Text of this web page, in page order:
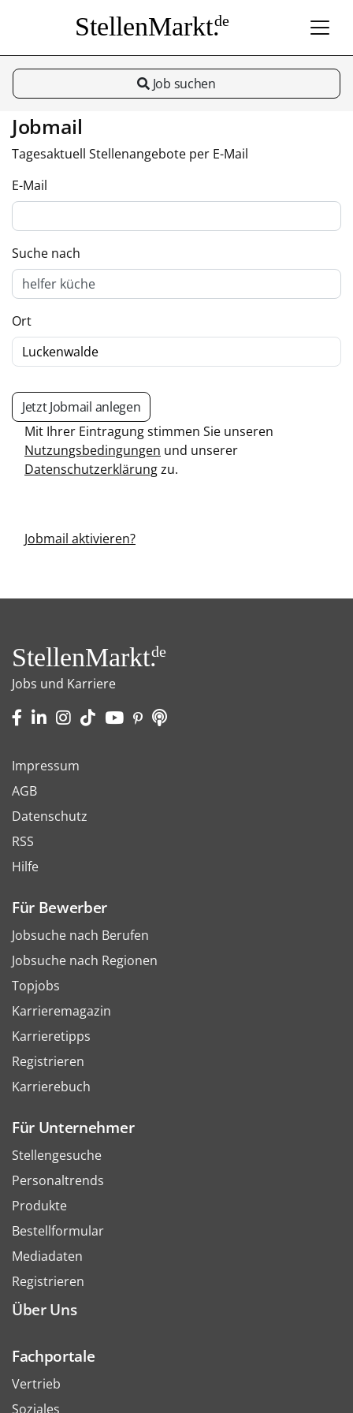
StellenMarkt.de
Job suchen
Jobmail
Tagesaktuell Stellenangebote per E-Mail
E-Mail
Suche nach
Ort
Jetzt Jobmail anlegen
Mit Ihrer Eintragung stimmen Sie unseren
Nutzungsbedingungen und unserer
Datenschutzerklärungzu.
Jobmail aktivieren?
StellenMarkt.de
Jobs und Karriere
Impressum
AGB
Datenschutz
RSS
Hilfe
Für Bewerber
Jobsuche nach Berufen
Jobsuche nach Regionen
Topjobs
Karrieremagazin
Karrieretipps
Registrieren
Karrierebuch
Für Unternehmer
Stellengesuche
Personaltrends
Produkte
Bestellformular
Mediadaten
Registrieren
Über Uns
Fachportale
Vertrieb
Soziales